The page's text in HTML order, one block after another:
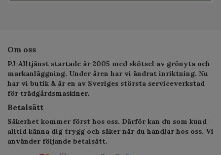
Om oss
PJ-Alltjänst startade år 2005 med skötsel av grönyta och
markanläggning. Under åren har vi ändrat inriktning. Nu
har vi butik & är en av Sveriges största serviceverkstad
för trädgårdsmaskiner.
Betalsätt
Säkerhet kommer först hos oss. Därför kan du som kund
alltid känna dig trygg och säker när du handlar hos oss. Vi
använder följande betalsätt.